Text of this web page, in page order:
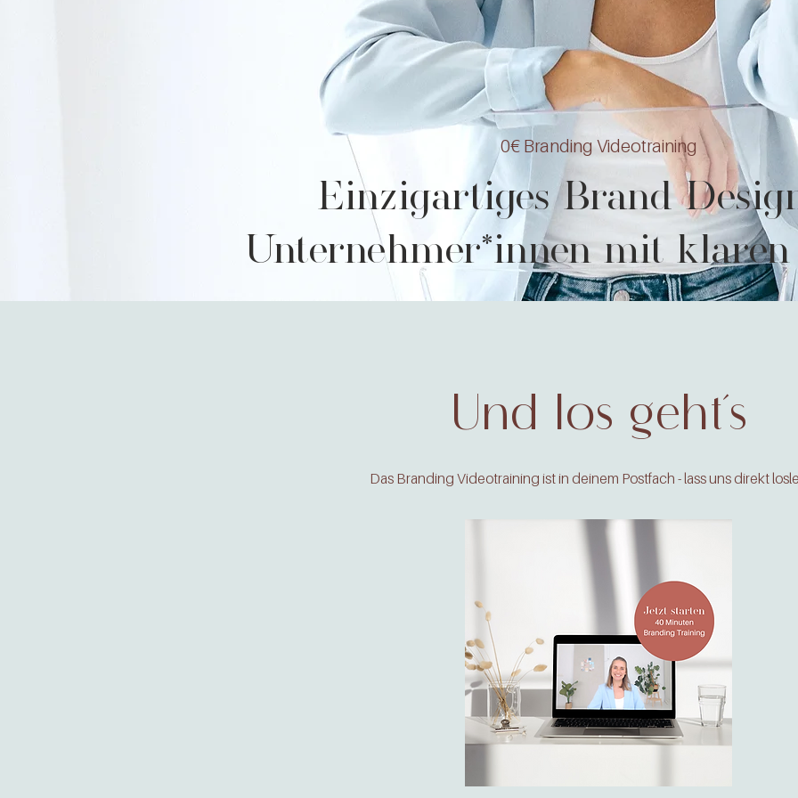
0€ Branding Videotraining
Einzigartiges Brand
Unternehmer*innen mit klaren
Und los geht´s
Das Branding Videotraining ist in deinem Postfach - lass uns direkt